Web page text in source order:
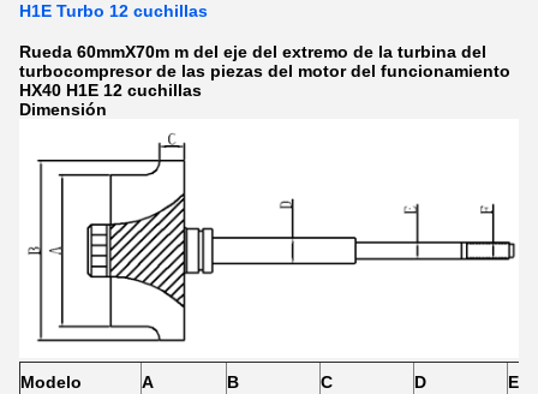
H1E Turbo 12 cuchillas
Rueda 60mmX70m m del eje del extremo de la turbina del
turbocompresor de las piezas del motor del funcionamiento
HX40 H1E 12 cuchillas
Dimensión
Modelo A B C D
E